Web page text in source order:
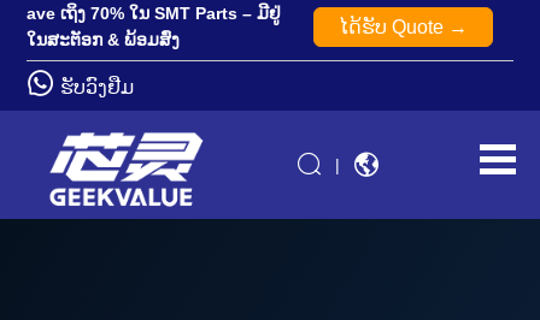
ave ເຖິງ 70% ໃນ SMT Parts – ມີຢູ່
ໃນສະຕັອກ & ພ້ອມສົ່ງ
ໄດ້​ຮັບ Quote →
ຮັບວົງຢືມ
|